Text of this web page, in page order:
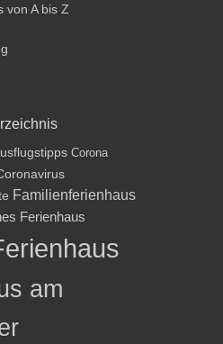
von A bis Z
Corona
Familienferienhaus
Ferienhaus
am